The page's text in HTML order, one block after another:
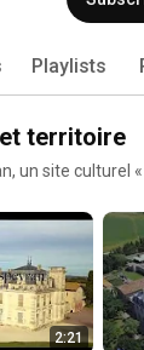
Playlists
territoire
un site
2:21